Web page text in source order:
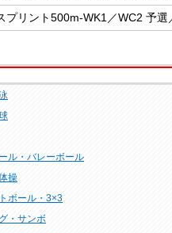
プリント500m-WK1／WC2 予選
ル・バレーボール
操
ボール・3×3
・サンボ